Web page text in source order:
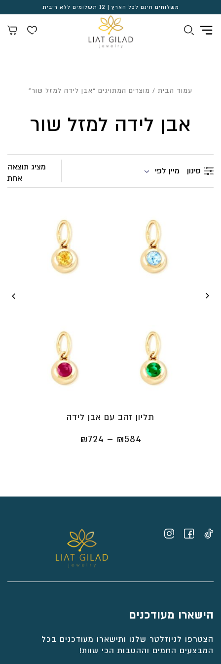
משלוחים חינם לכל הארץ | 12 תשלומים ללא ריבית
עמוד הבית / מוצרים המתויגים “אבן לידה למזל שור”
אבן לידה למזל שור
סינון מיין לפי
מציג תוצאה
אחת
תליון זהב עם אבן לידה
₪584
–
₪724
הישארו מעודכנים
הצטרפו לניוזלטר שלנו ותישארו מעודכנים בכל
המבצעים החמים וההטבות הכי שוות!